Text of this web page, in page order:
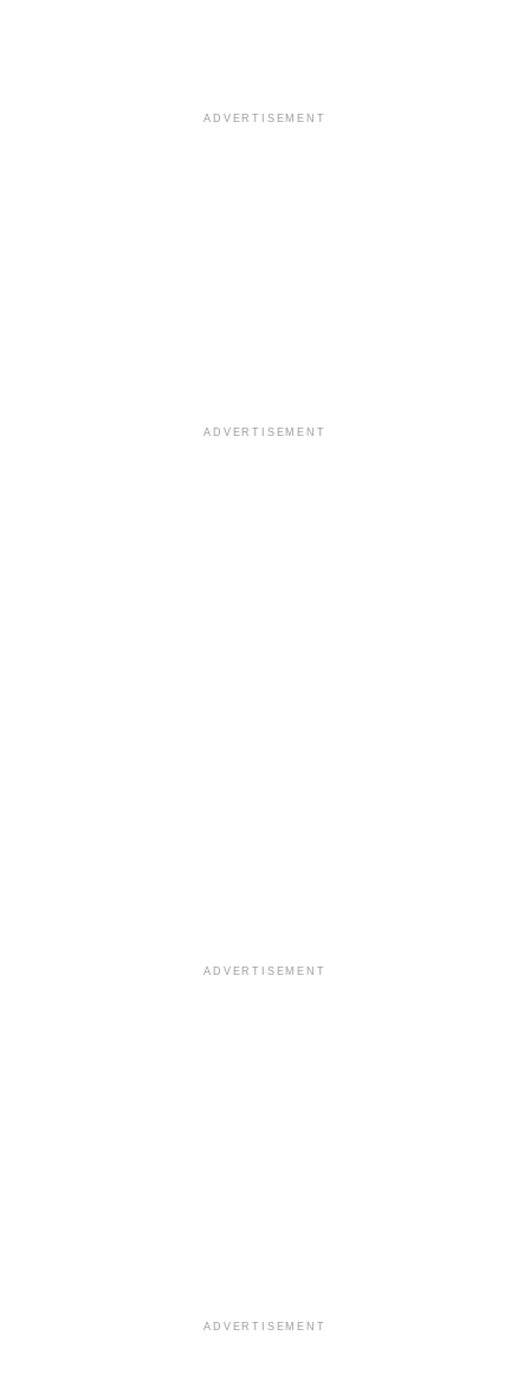
ADVERTISEMENT
ADVERTISEMENT
ADVERTISEMENT
ADVERTISEMENT